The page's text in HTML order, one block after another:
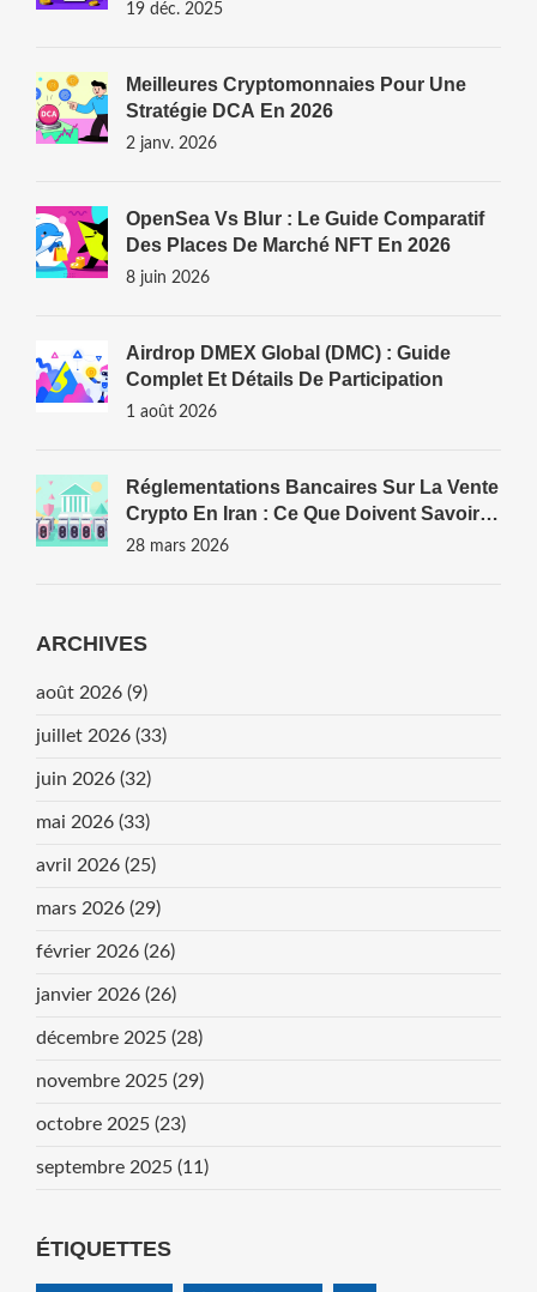
19 déc. 2025
Meilleures Cryptomonnaies Pour Une
Stratégie DCA En 2026
2 janv. 2026
OpenSea Vs Blur : Le Guide Comparatif
Des Places De Marché NFT En 2026
8 juin 2026
Airdrop DMEX Global (DMC) : Guide
Complet Et Détails De Participation
1 août 2026
Réglementations Bancaires Sur La Vente
Crypto En Iran : Ce Que Doivent Savoir
Les Mineurs
28 mars 2026
ARCHIVES
août 2026 (9)
juillet 2026 (33)
juin 2026 (32)
mai 2026 (33)
avril 2026 (25)
mars 2026 (29)
février 2026 (26)
janvier 2026 (26)
décembre 2025 (28)
novembre 2025 (29)
octobre 2025 (23)
septembre 2025 (11)
ÉTIQUETTES